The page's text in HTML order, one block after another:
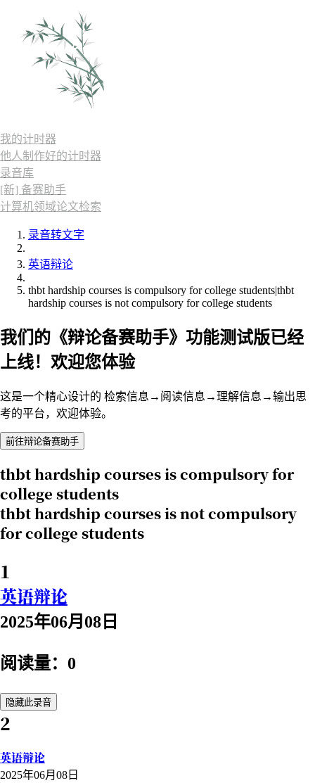
我的计时器
他人制作好的计时器
录音库
[新] 备赛助手
计算机领域论文检索
录音转文字
英语辩论
thbt hardship courses is compulsory for college students|thbt
hardship courses is not compulsory for college students
我们的《辩论备赛助手》功能测试版已经
上线！欢迎您体验
这是一个精心设计的 检索信息→阅读信息→理解信息→输出思
考的平台，欢迎体验。
前往辩论备赛助手
thbt hardship courses is compulsory for
college students
thbt hardship courses is not compulsory
for college students
1
英语辩论
2025年06月08日
阅读量：0
隐藏此录音
2
英语辩论
2025年06月08日